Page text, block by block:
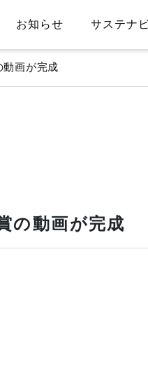
お知らせ サステナ
動画が完成
の動画が完成